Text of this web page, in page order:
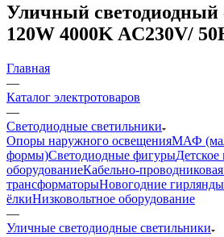
Уличный светодиодный
120W 4000K AC230V/
Главная
—
Каталог электротоваров
—
Светодиодные светильники
Опоры наружного освещенияМАФ
формы)Светодиодные фигурыДетское
оборудованиеКабельно-
трансформаторыНовогодние
ёлкиНизковольтное оборудование
—
Уличные светодиодные светильники